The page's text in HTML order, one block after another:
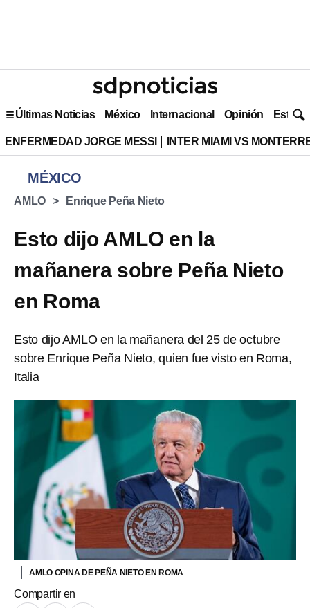
Últimas Noticias México Internacional Opinión Estilo
ENFERMEDAD JORGE MESSI INTER MIAMI VS
MÉXICO
AMLO Enrique Peña Nieto
Esto dijo AMLO en la
mañanera sobre Peña Nieto
en Roma
Esto dijo AMLO en la mañanera del 25 de octubre
sobre Enrique Peña Nieto, quien fue visto en Roma,
Italia
AMLO OPINA DE PEÑA NIETO EN ROMA
Compartir en